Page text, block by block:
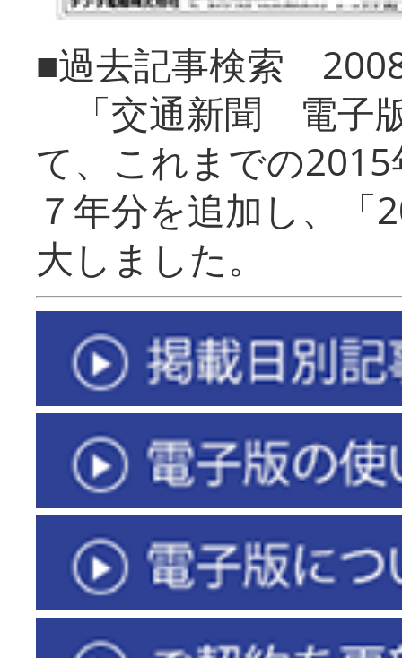
■過去記事検索
「交通新聞 電子
て、これまでの
７年分を追加し、「
大しまし